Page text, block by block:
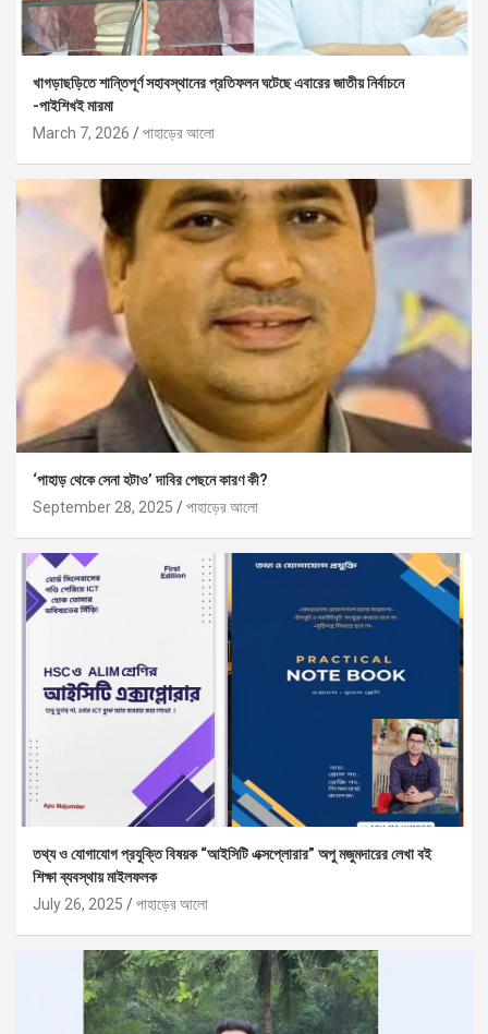
খাগড়াছড়িতে শান্তিপূর্ণ সহাবস্থানের প্রতিফলন ঘটেছে এবারের জাতীয় নির্বাচনে
-পাইশিখই মারমা
March 7, 2026
পাহাড়ের আলো
‘পাহাড় থেকে সেনা হটাও’ দাবির পেছনে কারণ কী?
September 28, 2025
পাহাড়ের আলো
তথ্য ও যোগাযোগ প্রযুক্তি বিষয়ক “আইসিটি এক্সপ্লোরার” অপু মজুমদারের লেখা বই
শিক্ষা ব্যবস্থায় মাইলফলক
July 26, 2025
পাহাড়ের আলো